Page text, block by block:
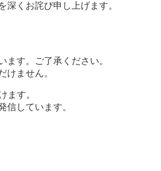
くお詫び申し上げます。
す。ご了承ください。
ません。
ます。
信しています。